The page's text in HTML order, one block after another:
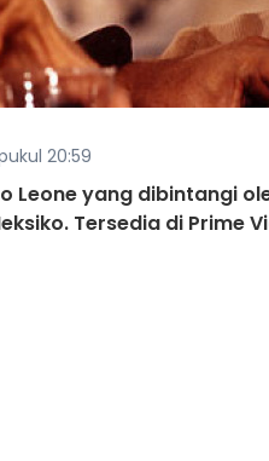
20:59
Leone yang dibintangi
Tersedia di Prime